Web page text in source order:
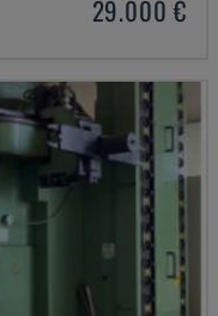
29.000 €